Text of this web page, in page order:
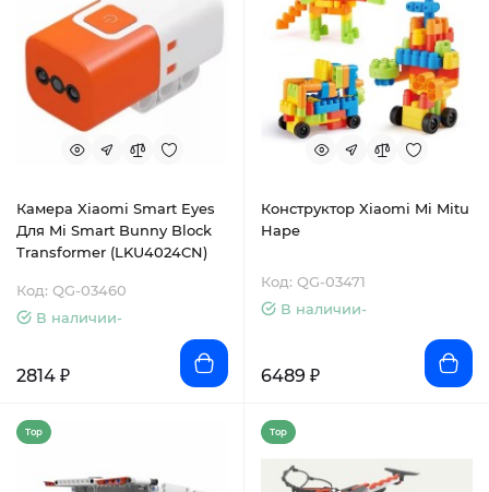
Камера Xiaomi Smart Eyes
Для Mi Smart Bunny Block
Transformer (LKU4024CN)
Код: QG-03460
В наличии-
2814 ₽
Конструктор Xiaomi Mi Mitu
Hape
Код: QG-03471
В наличии-
6489 ₽
Top Top